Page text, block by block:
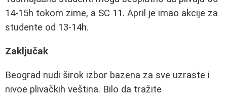
14-15h tokom zime, a SC 11. April je imao akcije za
studente od 13-14h.
Zaključak
Beograd nudi širok izbor bazena za sve uzraste i
nivoe plivačkih veština. Bilo da tražite